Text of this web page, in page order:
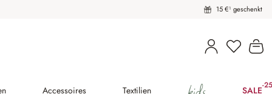
15 €¹ geschenkt
Du hast
Accessoires Textilien SALE-